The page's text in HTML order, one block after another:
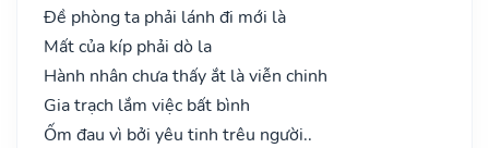
Đề phòng ta phải lánh đi mới là
Mất của kíp phải dò la
Hành nhân chưa thấy ắt là viễn chinh
Gia trạch lắm việc bất bình
Ốm đau vì bởi yêu tinh trêu người..